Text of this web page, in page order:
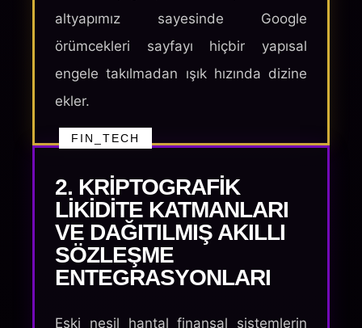
altyapımız sayesinde Google
örümcekleri sayfayı hiçbir yapısal
engele takılmadan ışık hızında dizine
ekler.
FIN_TECH
2. KRIPTOGRAFIK
LIKIDITE KATMANLARI
VE DAĞITILMIŞ AKILLI
SÖZLEŞME
ENTEGRASYONLARI
Eski nesil hantal finansal sistemlerin